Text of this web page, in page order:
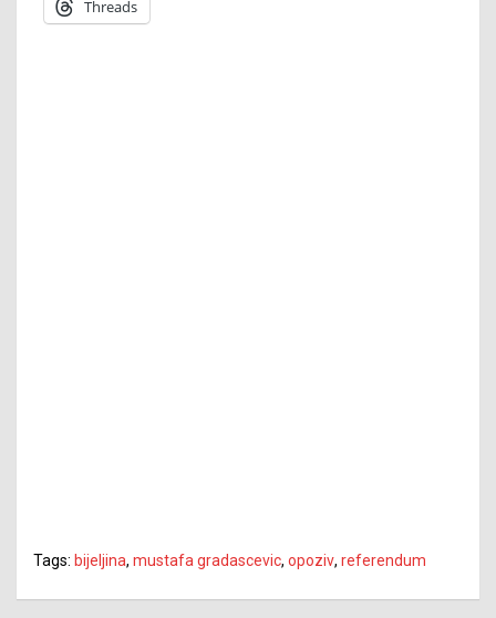
Threads
Tags: bijeljina, mustafa gradascevic, opoziv, referendum